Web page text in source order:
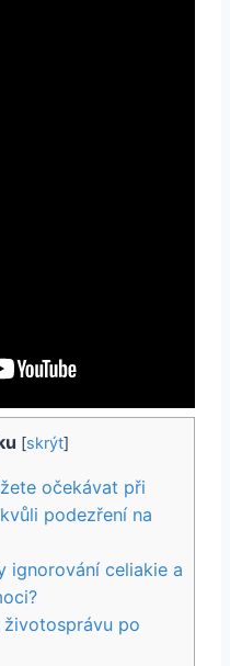
[skrýt]
očekávat při
podezření ⁤na
ignorování celiakie⁢ a⁤
po